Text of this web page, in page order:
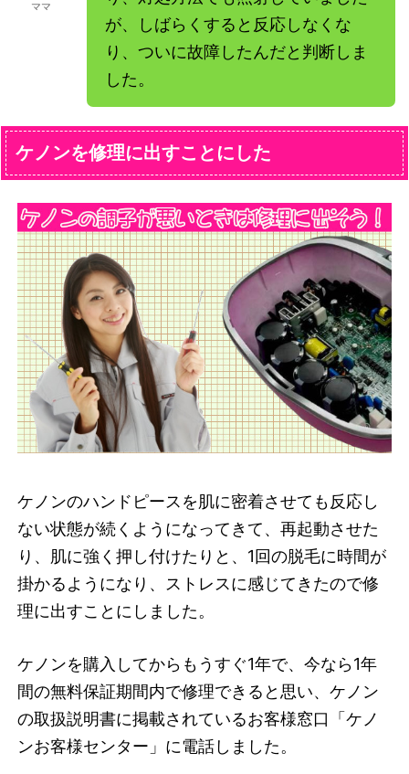
ママ
が、しばらくすると反応しなくな
り、ついに故障したんだと判断しま
した。
ケノンを修理に出すことにした
ケノンのハンドピースを肌に密着させても反応し
ない状態が続くようになってきて、再起動させた
り、肌に強く押し付けたりと、1回の脱毛に時間が
掛かるようになり、ストレスに感じてきたので修
理に出すことにしました。
ケノンを購入してからもうすぐ1年で、今なら1年
間の無料保証期間内で修理できると思い、ケノン
の取扱説明書に掲載されているお客様窓口「ケノ
ンお客様センター」に電話しました。